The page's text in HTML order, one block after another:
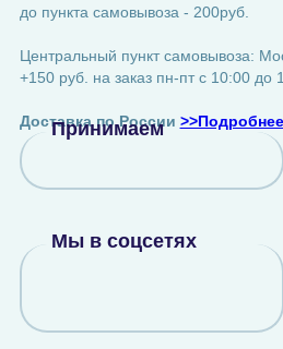
до пункта самовывоза - 200руб.
Центральный пункт самовывоза:
+150 руб. на заказ пн-пт с 10:00 до
Доставка по России >>Подробнее
Принимаем
Мы в соцсетях